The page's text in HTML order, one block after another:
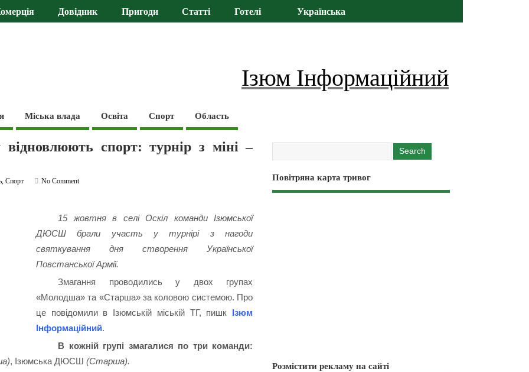
Довідник Пригоди Статті Готелі Українська
Ізюм Інформаційний
Міська влада Освіта Спорт Область
спорт: турнір з міні –
,Спорт
No Comment
15 жовтня в селі Оскіл команди Ізюмської
ДЮСШ брали участь у турнірі з нагоди
святкування дня створення Української
Повстанської Армії.
Змагання проводились у двох групах
«Молодша» та «Старша» за коловою системою. Про
це повідомили в Ізюмській міській ТГ, пишк Ізюм
Інформаційний.
В кожній групі змагалися по три команди:
, Ізюмська ДЮСШ(Старша).
Повітряна карта тривог
Розмістити рекламу на сайті